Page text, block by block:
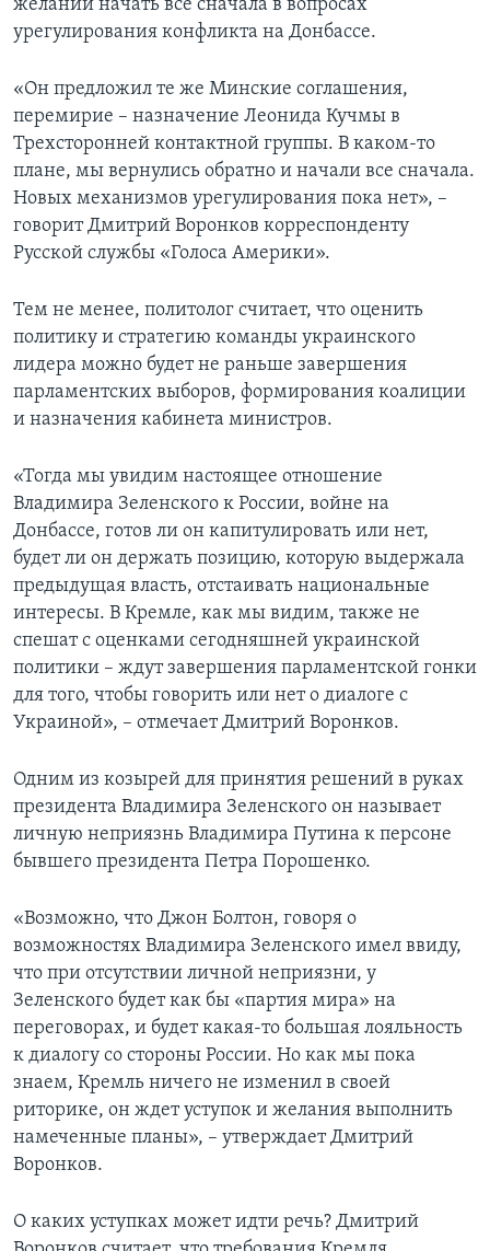
желании начать все сначала в вопросах
урегулирования конфликта на Донбассе.
«Он предложил те же Минские соглашения,
перемирие – назначение Леонида Кучмы в
Трехсторонней контактной группы. В каком-то
плане, мы вернулись обратно и начали все сначала.
Новых механизмов урегулирования пока нет», –
говорит Дмитрий Воронков корреспонденту
Русской службы «Голоса Америки».
Тем не менее, политолог считает, что оценить
политику и стратегию команды украинского
лидера можно будет не раньше завершения
парламентских выборов, формирования коалиции
и назначения кабинета министров.
«Тогда мы увидим настоящее отношение
Владимира Зеленского к России, войне на
Донбассе, готов ли он капитулировать или нет,
будет ли он держать позицию, которую выдержала
предыдущая власть, отстаивать национальные
интересы. В Кремле, как мы видим, также не
спешат с оценками сегодняшней украинской
политики – ждут завершения парламентской гонки
для того, чтобы говорить или нет о диалоге с
Украиной», – отмечает Дмитрий Воронков.
Одним из козырей для принятия решений в руках
президента Владимира Зеленского он называет
личную неприязнь Владимира Путина к персоне
бывшего президента Петра Порошенко.
«Возможно, что Джон Болтон, говоря о
возможностях Владимира Зеленского имел ввиду,
что при отсутствии личной неприязни, у
Зеленского будет как бы «партия мира» на
переговорах, и будет какая-то большая лояльность
к диалогу со стороны России. Но как мы пока
знаем, Кремль ничего не изменил в своей
риторике, он ждет уступок и желания выполнить
намеченные планы», – утверждает Дмитрий
Воронков.
О каких уступках может идти речь? Дмитрий